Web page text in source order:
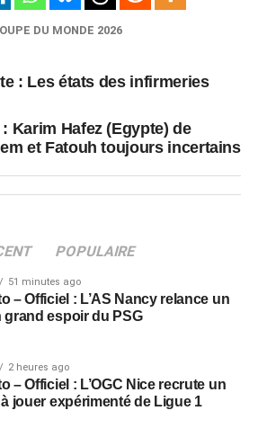
DU MONDE 2026
: Les états des infirmeries
Karim Hafez (Egypte) de
et Fatouh toujours incertains
POPULAIRE
51 minutes ago
– Officiel : L’AS Nancy relance un
grand espoir du PSG
2 heures ago
– Officiel : L’OGC Nice recrute un
jouer expérimenté de Ligue 1